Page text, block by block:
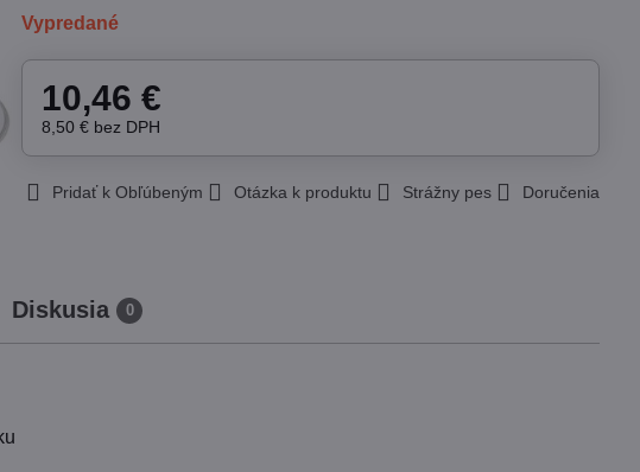
Vypredané
10,46 €
8,50 € bez DPH
Pridať k Obľúbeným Otázka k produktu Strážny pes Doručenia
Diskusia 0